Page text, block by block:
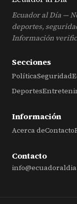
Ecuador al Día —
deportes,
Información
Secciones
PolíticaSeguridad
Deportes
Información
Acerca deContacto
Contacto